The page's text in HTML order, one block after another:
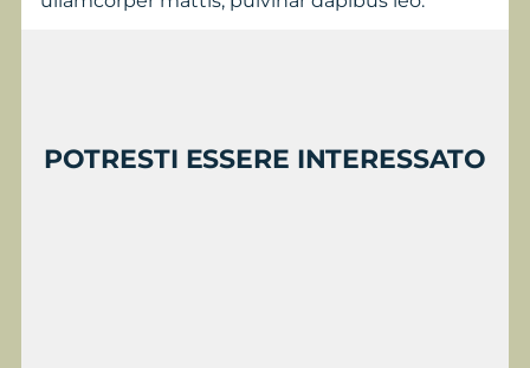
POTRESTI ESSERE INTERESSATO